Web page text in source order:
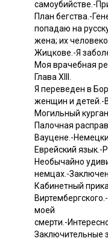
самоубийстве.-
План бегства.-
попадаю на
жена; их
Жицкове.-Я
Моя врачебная
Глава XIII.
Я переведен в
женщин и детей.-
Могильный
Палочная
Вауцене.-
Еврейский язык.-
Необычайно
немцах.-
Кабинетный
моей
смерти.-
Заключительные